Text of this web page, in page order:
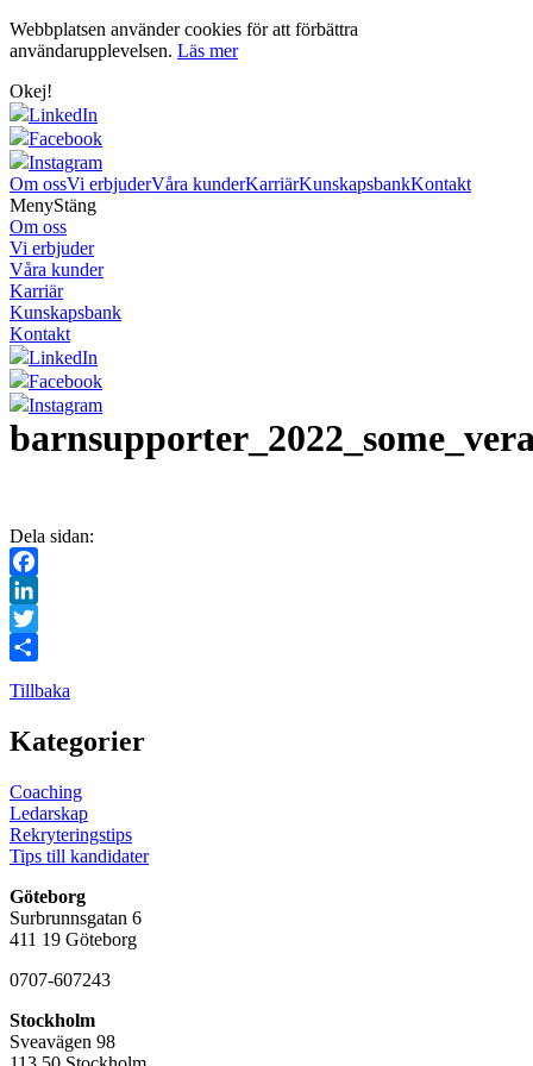
Webbplatsen använder cookies för att förbättra
användarupplevelsen. Läs mer
Okej!
LinkedIn
Facebook
Instagram
Om ossVi erbjuderVåra kunderKarriärKunskapsbankKontakt
MenyStäng
Om oss
Vi erbjuder
Våra kunder
Karriär
Kunskapsbank
Kontakt
LinkedIn
Facebook
Instagram
Dela sidan:
Facebook
LinkedIn
Twitter
Tillbaka
Kategorier
Coaching
Ledarskap
Rekryteringstips
Tips till kandidater
Göteborg
Surbrunnsgatan 6
411 19 Göteborg
0707-607243
Stockholm
Sveavägen 98